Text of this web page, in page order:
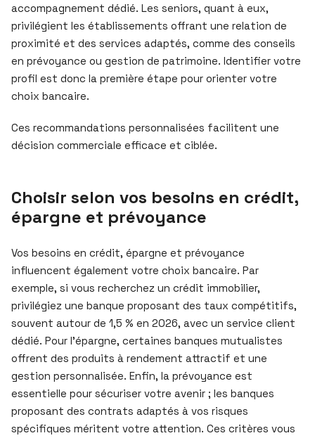
accompagnement dédié. Les seniors, quant à eux,
privilégient les établissements offrant une relation de
proximité et des services adaptés, comme des conseils
en prévoyance ou gestion de patrimoine. Identifier votre
profil est donc la première étape pour orienter votre
choix bancaire.
Ces recommandations personnalisées facilitent une
décision commerciale efficace et ciblée.
Choisir selon vos besoins en crédit,
épargne et prévoyance
Vos besoins en crédit, épargne et prévoyance
influencent également votre choix bancaire. Par
exemple, si vous recherchez un crédit immobilier,
privilégiez une banque proposant des taux compétitifs,
souvent autour de 1,5 % en 2026, avec un service client
dédié. Pour l’épargne, certaines banques mutualistes
offrent des produits à rendement attractif et une
gestion personnalisée. Enfin, la prévoyance est
essentielle pour sécuriser votre avenir ; les banques
proposant des contrats adaptés à vos risques
spécifiques méritent votre attention. Ces critères vous